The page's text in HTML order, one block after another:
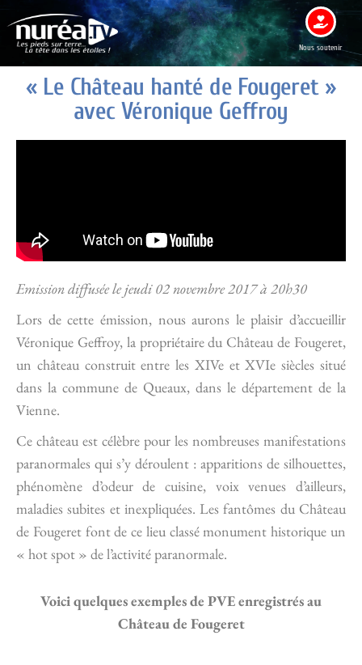
Nous soutenir
« Le Château hanté de Fougeret »
avec Véronique Geffroy
Emission diffusée le jeudi 02 novembre 2017 à 20h30
Lors de cette émission, nous aurons le plaisir d’accueillir
Véronique Geffroy, la propriétaire du Château de Fougeret,
un château construit entre les XIVe et XVIe siècles situé
dans la commune de Queaux, dans le département de la
Vienne.
Ce château est célèbre pour les nombreuses manifestations
paranormales qui s’y déroulent : apparitions de silhouettes,
phénomène d’odeur de cuisine, voix venues d’ailleurs,
maladies subites et inexpliquées. Les fantômes du Château
de Fougeret font de ce lieu classé monument historique un
« hot spot » de l’activité paranormale.
Voici quelques exemples de PVE enregistrés au
Château de Fougeret